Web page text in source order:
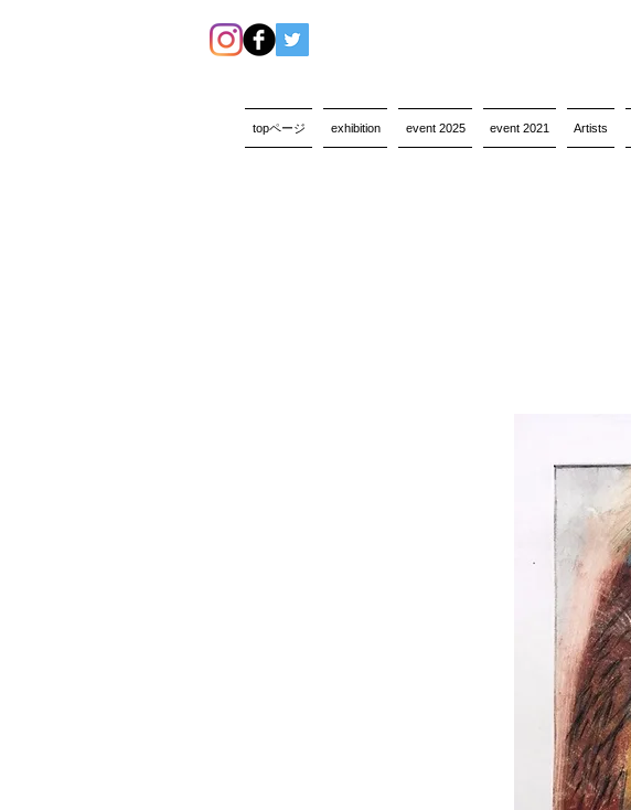
topページ exhibition event 2025 event 2021 Artists